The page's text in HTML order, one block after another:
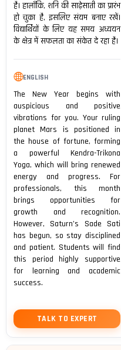
है। हालाँकि, शनि की साढ़ेसाती का प्रारंभ
हो चुका है, इसलिए संयम बनाए रखें।
विद्यार्थियों के लिए यह समय अध्ययन
के क्षेत्र में सफलता का संकेत दे रहा है।
ENGLISH
The New Year begins with
auspicious and positive
vibrations for you. Your ruling
planet Mars is positioned in
the house of fortune, forming
a powerful Kendra-Trikona
Yoga, which will bring renewed
energy and progress. For
professionals, this month
brings opportunities for
growth and recognition.
However, Saturn’s Sade Sati
has begun, so stay disciplined
and patient. Students will find
this period highly supportive
for learning and academic
success.
TALK TO EXPERT